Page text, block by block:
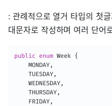
: 관례적으로 열거 타입의 첫
대문자로 작성하며 여러 단어
public enum Week
{
	MONDAY
,
	TUESDAY
,
	WEDNESDAY
,
	THURSDAY
,
	FRIDAY
,